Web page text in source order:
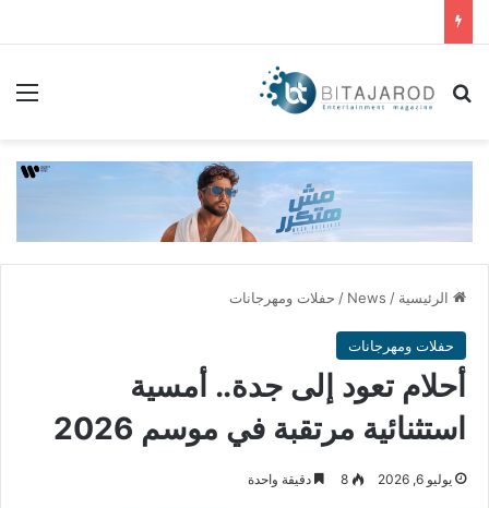
بحث عن
الرئيسية /
News
/ حفلات ومهرجانات
حفلات ومهرجانات
أحلام تعود إلى جدة.. أمسية
استثنائية مرتقبة في موسم 2026
يوليو 6, 2026 8 دقيقة واحدة